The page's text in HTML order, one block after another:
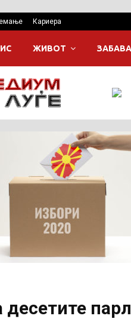
Кариера
ЖИВОТ ЗАБАВА